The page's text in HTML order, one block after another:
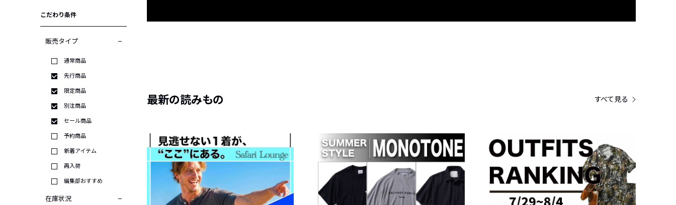
こだわり条件
販売タイプ
通常商品
先行商品
限定商品
別注商品
セール商品
予約商品
新着アイテム
再入荷
編集部おすすめ
在庫状況
最新の読みもの すべて見る